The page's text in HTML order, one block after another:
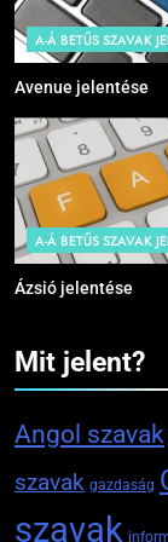
A-Á BETŰS SZAVAK
Avenue jelentése
A-Á BETŰS SZAVAK
Ázsió jelentése
Mit jelent?
Angol szavak
szavak gazdaság
szavak